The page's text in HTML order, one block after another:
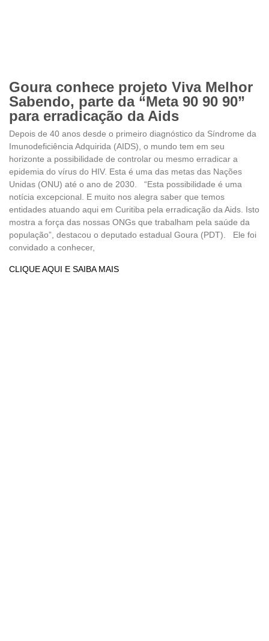
Goura conhece projeto Viva Melhor
Sabendo, parte da “Meta 90 90 90”
para erradicação da Aids
Depois de 40 anos desde o primeiro diagnóstico da Síndrome da
Imunodeficiência Adquirida (AIDS), o mundo tem em seu
horizonte a possibilidade de controlar ou mesmo erradicar a
epidemia do vírus do HIV. Esta é uma das metas das Nações
Unidas (ONU) até o ano de 2030. “Esta possibilidade é uma
notícia excepcional. E muito nos alegra saber que temos
entidades atuando aqui em Curitiba pela erradicação da Aids. Isto
mostra a força das nossas ONGs que trabalham pela saúde da
população”, destacou o deputado estadual Goura (PDT). Ele foi
convidado a conhecer,
CLIQUE AQUI E SAIBA MAIS